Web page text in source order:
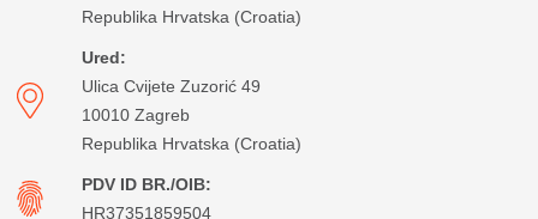
Republika Hrvatska (Croatia)
Ured:
Ulica Cvijete Zuzorić 49
10010 Zagreb
Republika Hrvatska (Croatia)
PDV ID BR./OIB:
HR37351859504